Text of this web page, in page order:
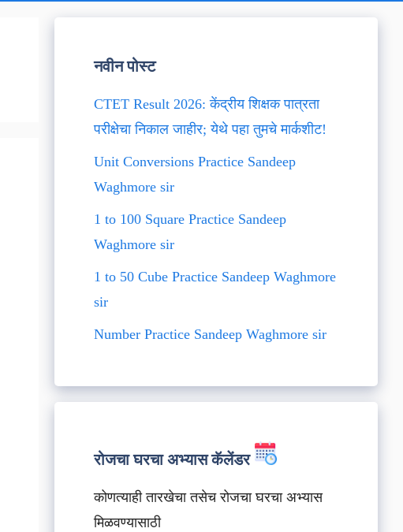
नवीन पोस्ट
CTET Result 2026: केंद्रीय शिक्षक पात्रता
परीक्षेचा निकाल जाहीर; येथे पहा तुमचे मार्कशीट!
Unit Conversions Practice Sandeep
Waghmore sir
1 to 100 Square Practice Sandeep
Waghmore sir
1 to 50 Cube Practice Sandeep Waghmore
sir
Number Practice Sandeep Waghmore sir
रोजचा घरचा अभ्यास कॅलेंडर
कोणत्याही तारखेचा तसेच रोजचा घरचा अभ्यास
मिळवण्यासाठी